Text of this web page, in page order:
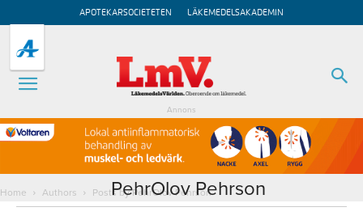
APOTEKARSOCIETETEN LÄKEMEDELSAKADEMIN
Annons
Home Authors Posts by PehrOlov Pehrson
PehrOlov Pehrson